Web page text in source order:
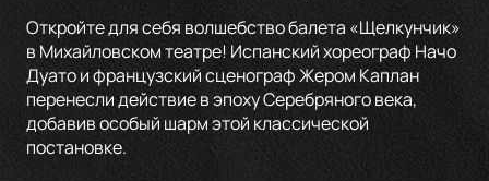
Откройте для себя волшебство балета «Щелкунчик»
в Михайловском театре! Испанский хореограф Начо
Дуато и французский сценограф Жером Каплан
перенесли действие в эпоху Серебряного века,
добавив особый шарм этой классической
постановке.